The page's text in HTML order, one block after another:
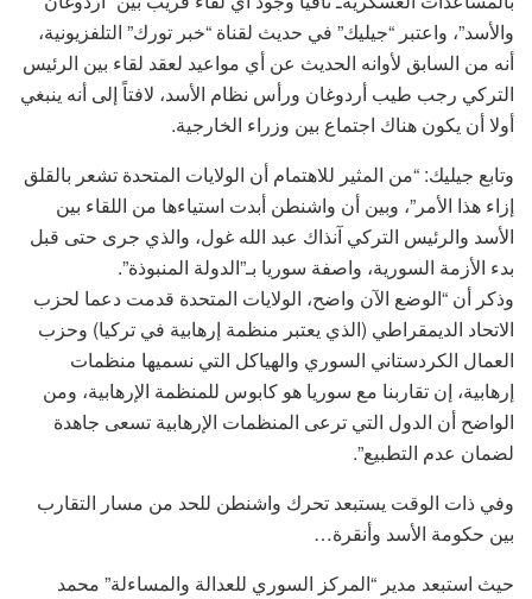
والأسد”، واعتبر “جيليك” في حديث لقناة “خبر تورك” التلفزيونية،
أنه من السابق لأوانه الحديث عن أي مواعيد لعقد لقاء بين الرئيس
التركي رجب طيب أردوغان ورأس نظام الأسد، لافتاً إلى أنه ينبغي
أولا أن يكون هناك اجتماع بين وزراء الخارجية.
وتابع جيليك: “من المثير للاهتمام أن الولايات المتحدة تشعر بالقلق
إزاء هذا الأمر”، وبين أن واشنطن أبدت استياءها من اللقاء بين
الأسد والرئيس التركي آنذاك عبد الله غول، والذي جرى حتى قبل
بدء الأزمة السورية، واصفة سوريا بـ”الدولة المنبوذة”.
وذكر أن “الوضع الآن واضح، الولايات المتحدة قدمت دعما لحزب
الاتحاد الديمقراطي (الذي يعتبر منظمة إرهابية في تركيا) وحزب
العمال الكردستاني السوري والهياكل التي نسميها منظمات
إرهابية، إن تقاربنا مع سوريا هو كابوس للمنظمة الإرهابية، ومن
الواضح أن الدول التي ترعى المنظمات الإرهابية تسعى جاهدة
لضمان عدم التطبيع”.
وفي ذات الوقت يستبعد تحرك واشنطن للحد من مسار التقارب
بين حكومة الأسد وأنقرة…
حيث استبعد مدير “المركز السوري للعدالة والمساءلة” محمد